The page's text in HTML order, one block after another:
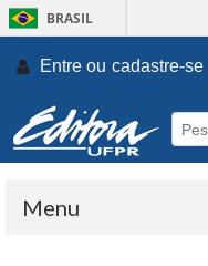
BRASIL
Entre ou cadastre-se.
Menu